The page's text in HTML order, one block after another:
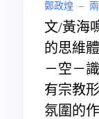
鄭政煌 –
文/黃海
的思維
－空－
有宗教
氛圍的